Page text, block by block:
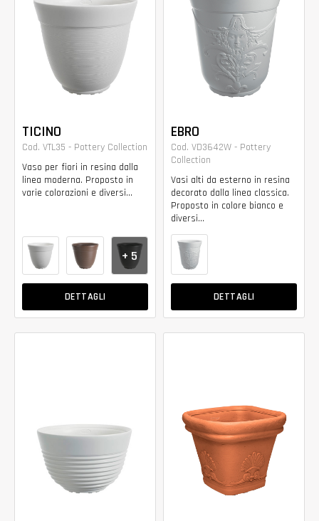
TICINO
Cod. VTL35 - Pottery Collection
Vaso per fiori in resina dalla
linea moderna. Proposto in
varie colorazioni e diversi...
DETTAGLI
+ 5
EBRO
Cod. VD3642W - Pottery
Collection
Vasi alti da esterno in resina
decorato dalla linea classica.
Proposto in colore bianco e
diversi...
DETTAGLI